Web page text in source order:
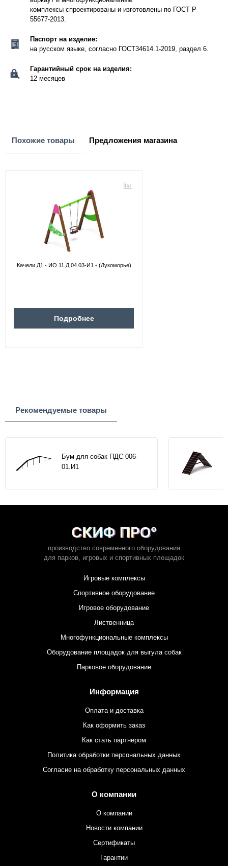
комплексы спроектированы и изготовлены по ГОСТ Р
55677-2013.
Паспорт на изделие:
на русском языке, согласно ГОСТ34614.1-2019, раздел 6.
Гарантийный срок на изделия:
12 месяцев
Похожие товары Предложения магазина
Качели Д1 - ИО 11.Д.04.03-И1 - (Лукоморье)
Подробнее
Рекомендуемые товары
Бум для собак ПДС 006-
01.И1
производство современного оборудования
для парков, игровых и спортивных площадок
Игровые комплексы
Спортивное оборудование
Игровое оборудование
Лиственница
Многофункциональные комплексы
Оборудование площадок для выгула собак
Парковое оборудование
Информация
Оплата и доставка
Как оформить заказ
Как стать партнером
Политика обработки персональных данных
Согласие на обработку персональных данных
О компании
О компании
Новости компании
Сертификаты
Гарантии